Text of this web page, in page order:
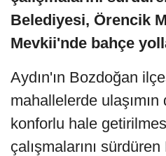
Belediyesi, Örencik
Mevkii'nde bahçe
Aydın'ın Bozdoğan
mahallelerde
konforlu hale
çalışmalarını